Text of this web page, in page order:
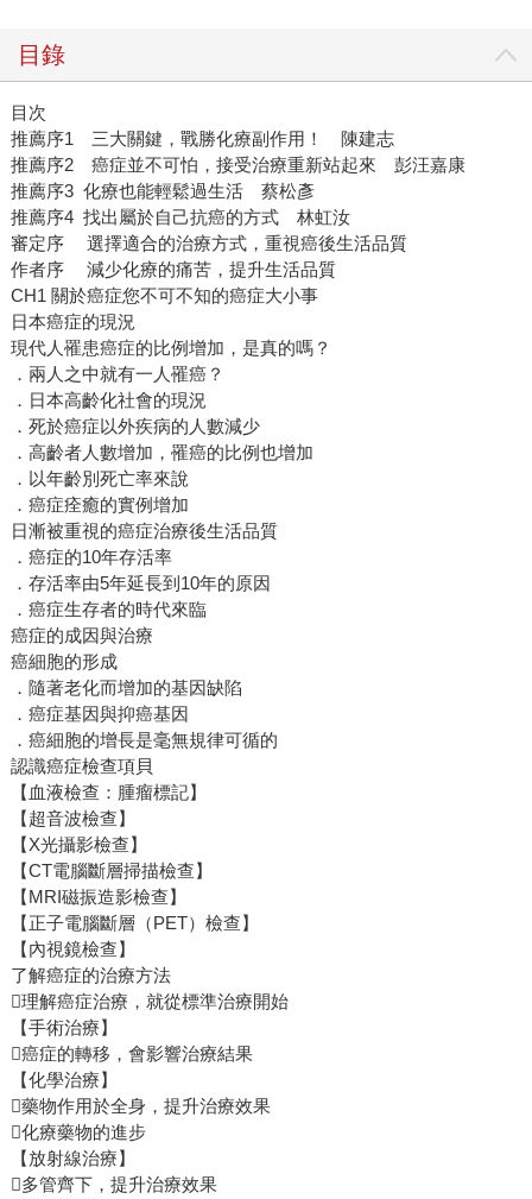
目錄
目次
推薦序1 三大關鍵，戰勝化療副作用！ 陳建志
推薦序2 癌症並不可怕，接受治療重新站起來 彭汪嘉康
推薦序3 化療也能輕鬆過生活 蔡松彥
推薦序4 找出屬於自己抗癌的方式 林虹汝
審定序 選擇適合的治療方式，重視癌後生活品質
作者序 減少化療的痛苦，提升生活品質
CH1 關於癌症您不可不知的癌症大小事
日本癌症的現況
現代人罹患癌症的比例增加，是真的嗎？
．兩人之中就有一人罹癌？
．日本高齡化社會的現況
．死於癌症以外疾病的人數減少
．高齡者人數增加，罹癌的比例也增加
．以年齡別死亡率來說
．癌症痊癒的實例增加
日漸被重視的癌症治療後生活品質
．癌症的10年存活率
．存活率由5年延長到10年的原因
．癌症生存者的時代來臨
癌症的成因與治療
癌細胞的形成
．隨著老化而增加的基因缺陷
．癌症基因與抑癌基因
．癌細胞的增長是毫無規律可循的
認識癌症檢查項貝
【血液檢查：腫瘤標記】
【超音波檢查】
【X光攝影檢查】
【CT電腦斷層掃描檢查】
【MRI磁振造影檢查】
【正子電腦斷層（PET）檢查】
【內視鏡檢查】
了解癌症的治療方法
理解癌症治療，就從標準治療開始
【手術治療】
癌症的轉移，會影響治療結果
【化學治療】
藥物作用於全身，提升治療效果
化療藥物的進步
【放射線治療】
多管齊下，提升治療效果